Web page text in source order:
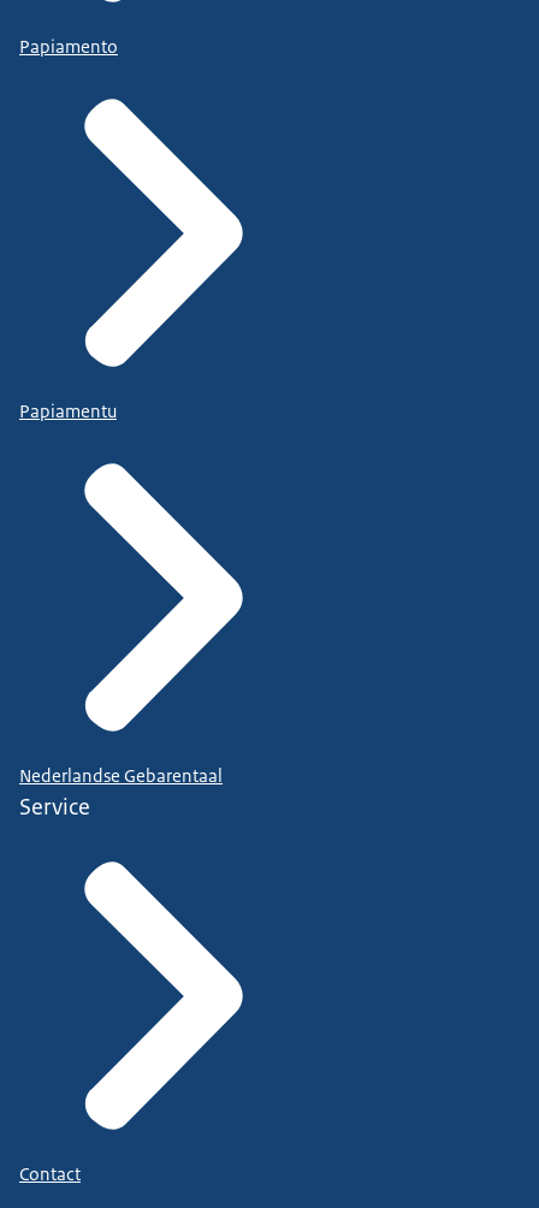
Papiamento
Papiamentu
Nederlandse Gebarentaal
Service
Contact